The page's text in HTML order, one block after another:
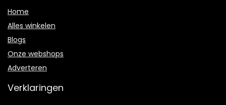
Home
Alles winkelen
Blogs
Onze webshops
Adverteren
Verklaringen